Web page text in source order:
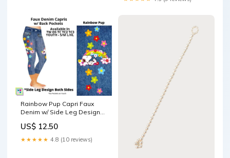
Rainbow Pup Capri Faux
Denim w/ Side Leg Designs
US$ 12.50
★★★★★ 4.8 (10 reviews)